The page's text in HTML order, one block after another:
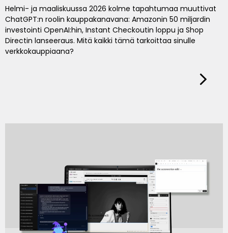
Helmi- ja maaliskuussa 2026 kolme tapahtumaa muuttivat
ChatGPT:n roolin kauppakanavana: Amazonin 50 miljardin
investointi OpenAI:hin, Instant Checkoutin loppu ja Shop
Directin lanseeraus. Mitä kaikki tämä tarkoittaa sinulle
verkkokauppiaana?